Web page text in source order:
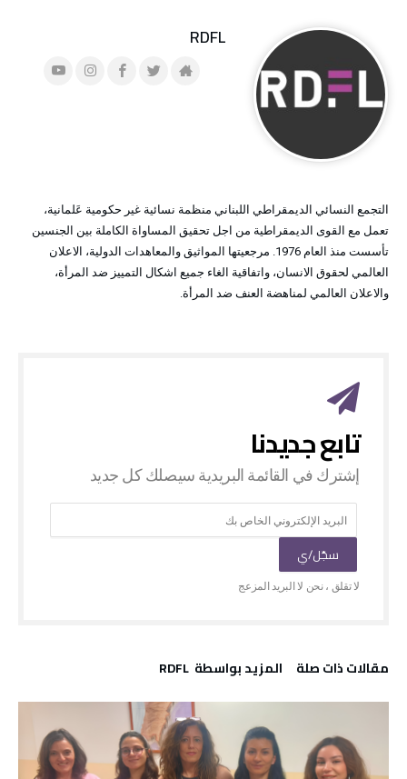
RDFL
التجمع النسائي الديمقراطي اللبناني منظمة نسائية غير حكومية عَلمانية،
تعمل مع القوى الديمقراطية من اجل تحقيق المساواة الكاملة بين الجنسين
تأسست منذ العام 1976. مرجعيتها المواثيق والمعاهدات الدولية، الاعلان
العالمي لحقوق الانسان، واتفاقية الغاء جميع اشكال التمييز ضد المرأة،
والاعلان العالمي لمناهضة العنف ضد المرأة.
‫مقالات ذات صلة‬ ‫‫المزيد بواسطة‬ ‬ RDFL